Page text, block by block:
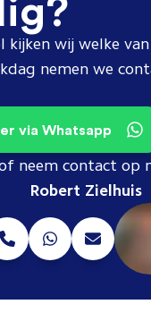
kijken wij welke
nemen we
via Whatsapp
neem contact op
Robert Zielhuis